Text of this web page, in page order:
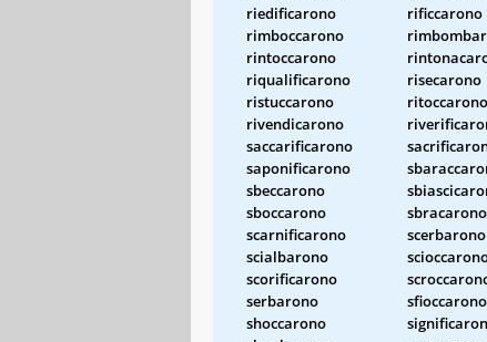
riedificarono
rificcarono
rimboccarono
rintoccarono
riqualificarono
risecarono
ristuccarono
ritoccarono
rivendicarono
saccarificarono
saponificarono
sbeccarono
sboccarono
sbracarono
scarnificarono
scerbarono
scialbarono
scorificarono
serbarono
sfioccarono
shoccarono